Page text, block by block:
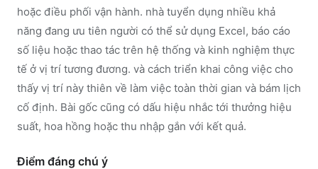
hoặc điều phối vận hành. nhà tuyển dụng nhiều khả
năng đang ưu tiên người có thể sử dụng Excel, báo cáo
số liệu hoặc thao tác trên hệ thống và kinh nghiệm thực
tế ở vị trí tương đương. và cách triển khai công việc cho
thấy vị trí này thiên về làm việc toàn thời gian và bám lịch
cố định. Bài gốc cũng có dấu hiệu nhắc tới thưởng hiệu
suất, hoa hồng hoặc thu nhập gắn với kết quả.
Điểm đáng chú ý